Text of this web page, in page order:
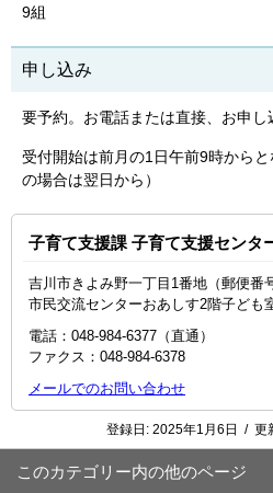
9組
申し込み
要予約。お電話または直接、お申し
受付開始は前月の1日午前9時から
の場合は翌日から）
子育て支援課 子育て支援センタ
吉川市きよみ野一丁目1番地（郵便番
市民交流センターおあしす2階子ども
電話：048-984-6377（直通）
ファクス：048-984-6378
メールでのお問い合わせ
登録日: 2025年1月6日 / 更
このカテゴリー内の他のページ